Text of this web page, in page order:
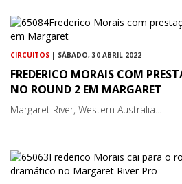
CIRCUITOS | SÁBADO, 30 ABRIL 2022
FREDERICO MORAIS COM
NO ROUND 2 EM MARGARET
Margaret River, Western Australia...